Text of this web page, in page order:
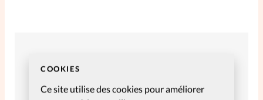
COOKIES
Ce site utilise des cookies pour améliorer
Aujourd’hui!